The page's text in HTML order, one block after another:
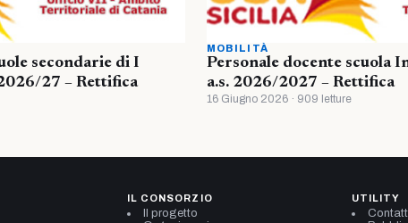
secondarie di I
27 – Rettifica
MOBILITÀ
Personale docente scuola
a.s. 2026/2027 – Rettifica
16 Giugno 2026 · 909 letture
IL CONSORZIO
Il progetto
UTILITY